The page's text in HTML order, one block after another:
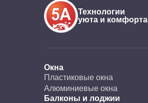
Технологии
уюта и комфорта
Окна
Пластиковые окна
Алюминиевые окна
Балконы и лоджии